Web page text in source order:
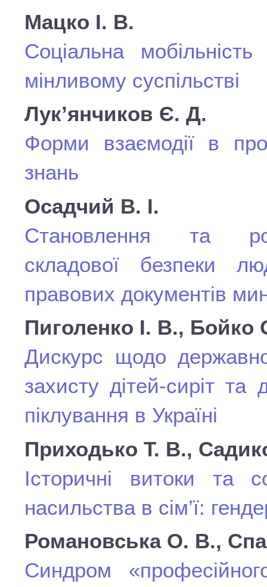
Мацко І. В.
Соціальна
мінливому суспільстві
Лук’янчиков Є. Д.
Форми взаємодії в
знань
Осадчий В. І.
Становлення та
складової безпеки
правових документів
Пиголенко І. В., Бойко
Дискурс щодо
захисту дітей-сиріт та
піклування в Україні
Приходько Т. В.,
Історичні витоки та
насильства в сім’ї:
Романовська О. В.,
Синдром